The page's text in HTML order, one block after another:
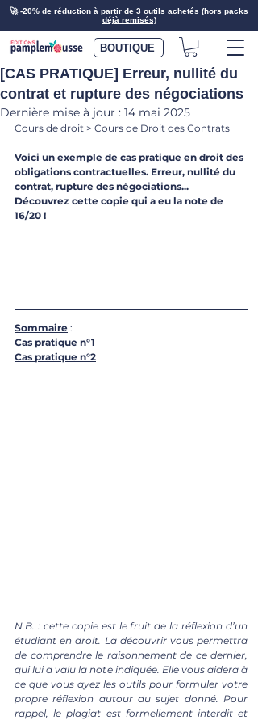
🚀-20% de réduction à partir de 3 outils achetés (hors packs
déjà remisés)
BOUTIQUE
[CAS PRATIQUE] Erreur, nullité du
contrat et rupture des négociations
Dernière mise à jour : 14 mai 2025
Cours de droit > Cours de Droit des Contrats
Voici un exemple de cas pratique en droit des
obligations contractuelles. Erreur, nullité du
contrat, rupture des négociations...
Découvrez cette copie qui a eu la note de
16/20 !
Sommaire :
Cas pratique n°1
Cas pratique n°2
N.B. : cette copie est le fruit de la réflexion d’un
étudiant en droit. La découvrir vous permettra
de comprendre le raisonnement de ce dernier,
qui lui a valu la note indiquée. Elle vous aidera à
ce que vous ayez les outils pour formuler votre
propre réflexion autour du sujet donné. Pour
rappel, le plagiat est formellement interdit et